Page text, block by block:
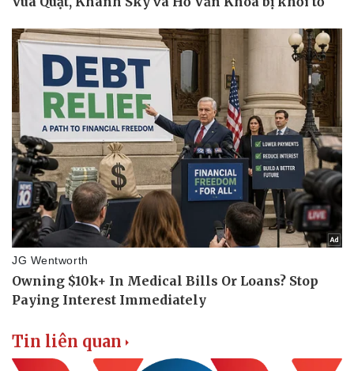
Du lịch
Tư vấn
Săn Tour
check-in
Podcast
Câu chuyện thời sự
Đọc truyện đêm khuya
Cửa sổ tình yêu
Hạt giống tâm hồn
Tin liên quan